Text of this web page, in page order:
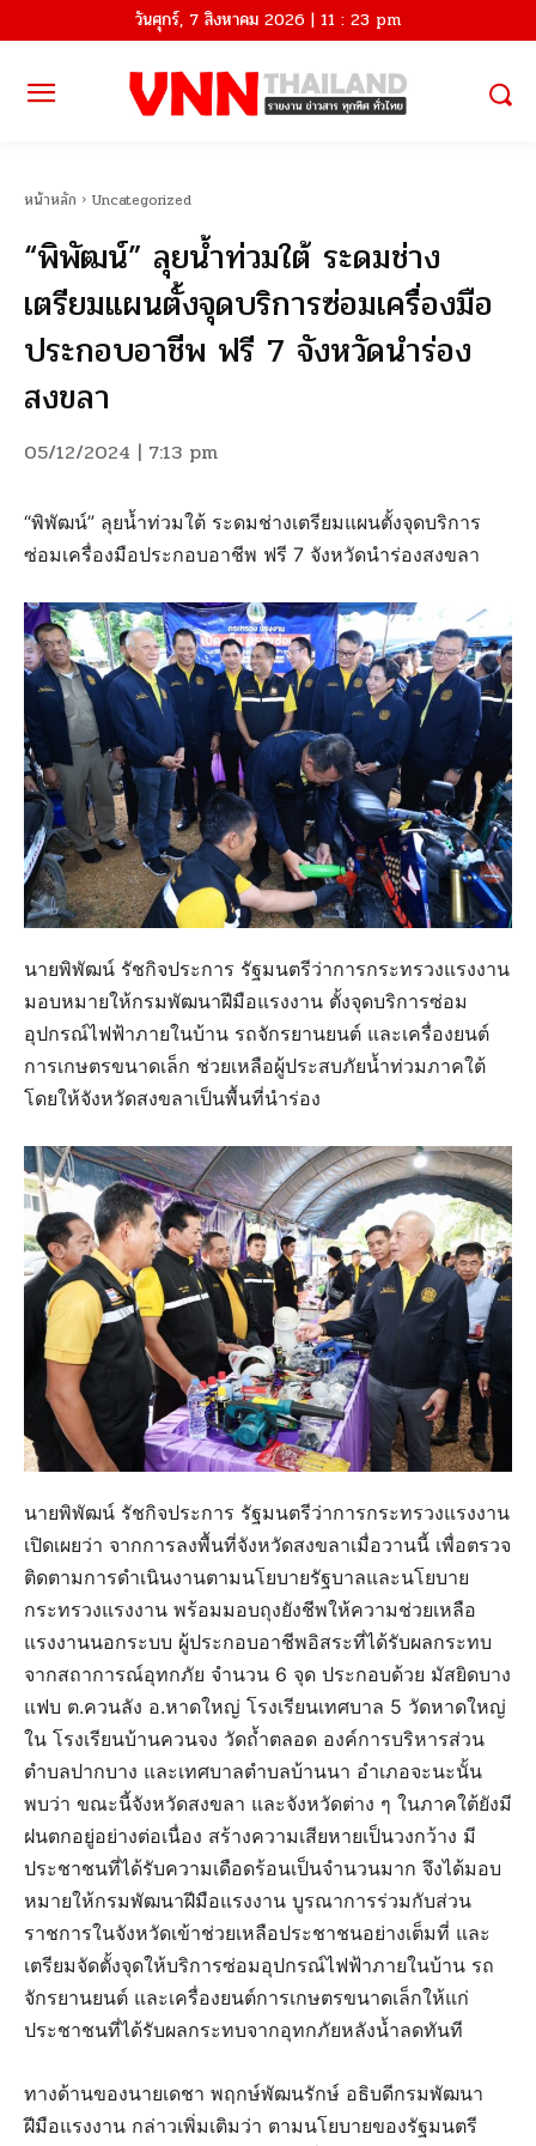
วันศุกร์, 7 สิงหาคม 2026 | 11 : 23 pm
หน้าหลัก Uncategorized
“พิพัฒน์” ลุยน้ำท่วมใต้ ระดมช่าง
เตรียมแผนตั้งจุดบริการซ่อมเครื่องมือ
ประกอบอาชีพ ฟรี 7 จังหวัดนำร่อง
สงขลา
05/12/2024 | 7:13 pm
“พิพัฒน์” ลุยน้ำท่วมใต้ ระดมช่างเตรียมแผนตั้งจุดบริการ
ซ่อมเครื่องมือประกอบอาชีพ ฟรี 7 จังหวัดนำร่องสงขลา
นายพิพัฒน์ รัชกิจประการ รัฐมนตรีว่าการกระทรวงแรงงาน
มอบหมายให้กรมพัฒนาฝีมือแรงงาน ตั้งจุดบริการซ่อม
อุปกรณ์ไฟฟ้าภายในบ้าน รถจักรยานยนต์ และเครื่องยนต์
การเกษตรขนาดเล็ก ช่วยเหลือผู้ประสบภัยน้ำท่วมภาคใต้
โดยให้จังหวัดสงขลาเป็นพื้นที่นำร่อง
นายพิพัฒน์ รัชกิจประการ รัฐมนตรีว่าการกระทรวงแรงงาน
เปิดเผยว่า จากการลงพื้นที่จังหวัดสงขลาเมื่อวานนี้ เพื่อตรวจ
ติดตามการดำเนินงานตามนโยบายรัฐบาลและนโยบาย
กระทรวงแรงงาน พร้อมมอบถุงยังชีพให้ความช่วยเหลือ
แรงงานนอกระบบ ผู้ประกอบอาชีพอิสระที่ได้รับผลกระทบ
จากสถาการณ์อุทกภัย จำนวน 6 จุด ประกอบด้วย มัสยิดบาง
แฟบ ต.ควนลัง อ.หาดใหญ่ โรงเรียนเทศบาล 5 วัดหาดใหญ่
ใน โรงเรียนบ้านควนจง วัดถ้ำตลอด องค์การบริหารส่วน
ตำบลปากบาง และเทศบาลตำบลบ้านนา อำเภอจะนะนั้น
พบว่า ขณะนี้จังหวัดสงขลา และจังหวัดต่าง ๆ ในภาคใต้ยังมี
ฝนตกอยู่อย่างต่อเนื่อง สร้างความเสียหายเป็นวงกว้าง มี
ประชาชนที่ได้รับความเดือดร้อนเป็นจำนวนมาก จึงได้มอบ
หมายให้กรมพัฒนาฝีมือแรงงาน บูรณาการร่วมกับส่วน
ราชการในจังหวัดเข้าช่วยเหลือประชาชนอย่างเต็มที่ และ
เตรียมจัดตั้งจุดให้บริการซ่อมอุปกรณ์ไฟฟ้าภายในบ้าน รถ
จักรยานยนต์ และเครื่องยนต์การเกษตรขนาดเล็กให้แก่
ประชาชนที่ได้รับผลกระทบจากอุทกภัยหลังน้ำลดทันที
ทางด้านของนายเดชา พฤกษ์พัฒนรักษ์ อธิบดีกรมพัฒนา
ฝีมือแรงงาน กล่าวเพิ่มเติมว่า ตามนโยบายของรัฐมนตรี